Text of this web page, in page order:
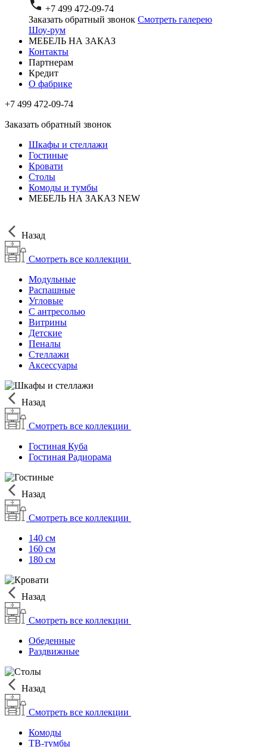
+7 499 472-09-74
Заказать обратный звонок Смотреть галерею
Шоу-рум
МЕБЕЛЬ НА ЗАКАЗ
Контакты
Партнерам
Кредит
О фабрике
+7 499 472-09-74
Заказать обратный звонок
Шкафы и стеллажи
Гостиные
Кровати
Столы
Комоды и тумбы
МЕБЕЛЬ НА ЗАКАЗ NEW
Назад
Смотреть все коллекции
Модульные
Распашные
Угловые
С антресолью
Витрины
Детские
Пеналы
Стеллажи
Аксессуары
Назад
Смотреть все коллекции
Гостиная Куба
Гостиная Радиорама
Назад
Смотреть все коллекции
140 см
160 см
180 см
Назад
Смотреть все коллекции
Обеденные
Раздвижные
Назад
Смотреть все коллекции
Комоды
ТВ-тумбы